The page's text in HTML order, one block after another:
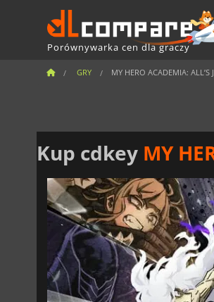
Porównywarka cen dla graczy
GRY MY HERO ACADEMIA: ALL’S
Kup cdkey MY